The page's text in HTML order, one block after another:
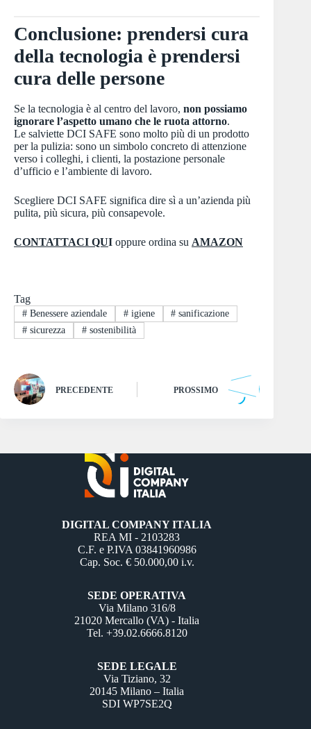
Conclusione: prendersi cura
della tecnologia è prendersi
cura delle persone
Se la tecnologia è al centro del lavoro, non possiamo
ignorare l’aspetto umano che le ruota attorno.
Le salviette DCI SAFE sono molto più di un prodotto
per la pulizia: sono un simbolo concreto di attenzione
verso i colleghi, i clienti, la postazione personale
d’ufficio e l’ambiente di lavoro.
Scegliere DCI SAFE significa dire sì a un’azienda più
pulita, più sicura, più consapevole.
CONTATTACI QUI oppure ordina su AMAZON
Tag
#Benessere aziendale #igiene # sanificazione
#sicurezza #sostenibilità
PRECEDENTE PROSSIMO
DIGITAL COMPANY ITALIA
REA MI - 2103283
C.F. e P.IVA 03841960986
Cap. Soc. € 50.000,00 i.v.
SEDE OPERATIVA
Via Milano 316/8
21020 Mercallo (VA) - Italia
Tel. +39.02.6666.8120
SEDE LEGALE
Via Tiziano, 32
20145 Milano – Italia
SDI WP7SE2Q